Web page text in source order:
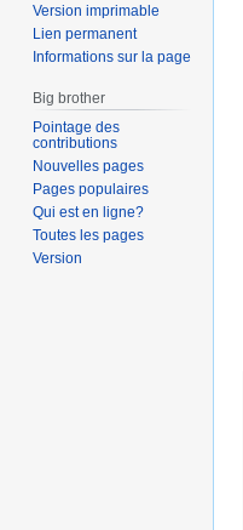
Version imprimable
Lien permanent
Informations sur la page
Big brother
Pointage des
contributions
Nouvelles pages
Pages populaires
Qui est en ligne?
Toutes les pages
Version